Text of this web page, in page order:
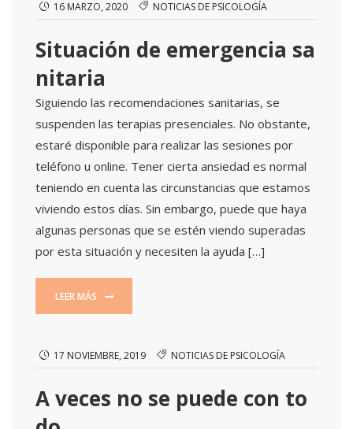
16 MARZO, 2020 NOTICIAS DE PSICOLOGÍA
Situación de emergencia sa
nitaria
Siguiendo las recomendaciones sanitarias, se
suspenden las terapias presenciales. No obstante,
estaré disponible para realizar las sesiones por
teléfono u online. Tener cierta ansiedad es normal
teniendo en cuenta las circunstancias que estamos
viviendo estos días. Sin embargo, puede que haya
algunas personas que se estén viendo superadas
por esta situación y necesiten la ayuda […]
LEER MÁS
17 NOVIEMBRE, 2019 NOTICIAS DE PSICOLOGÍA
A veces no se puede con to